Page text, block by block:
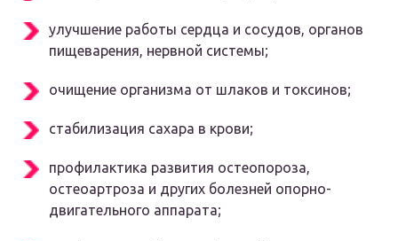
улучшение работы сердца и сосудов, органов
пищеварения, нервной системы;
очищение организма от шлаков и токсинов;
стабилизация сахара в крови;
профилактика развития остеопороза,
остеоартроза и других болезней опорно-
двигательного аппарата;